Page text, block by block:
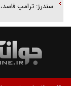
سندرز: ترامپ